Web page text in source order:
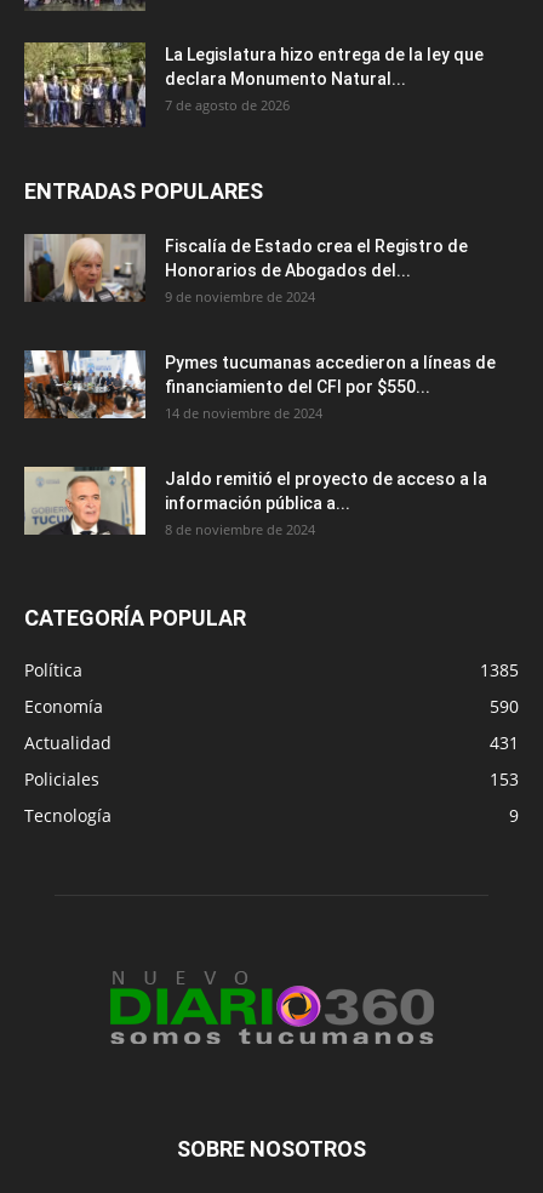
La Legislatura hizo entrega de la ley que
declara Monumento Natural...
7 de agosto de 2026
ENTRADAS POPULARES
Fiscalía de Estado crea el Registro de
Honorarios de Abogados del...
9 de noviembre de 2024
Pymes tucumanas accedieron a líneas de
financiamiento del CFI por $550...
14 de noviembre de 2024
Jaldo remitió el proyecto de acceso a la
información pública a...
8 de noviembre de 2024
CATEGORÍA POPULAR
Política
1385
Economía
590
Actualidad
431
Policiales
153
Tecnología
9
SOBRE NOSOTROS